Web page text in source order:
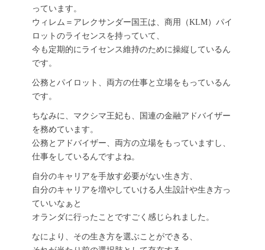
っています。
ウィレム＝アレクサンダー国王は、商用（KLM）パイ
ロットのライセンスを持っていて、
今も定期的にライセンス維持のために操縦しているん
です。
公務とパイロット、両方の仕事と立場をもっているん
です。
ちなみに、マクシマ王妃も、国連の金融アドバイザー
を務めています。
公務とアドバイザー、両方の立場をもっていますし、
仕事をしているんですよね。
自分のキャリアを手放す必要がない生き方、
自分のキャリアを増やしていける人生設計や生き方っ
ていいなぁと
オランダに行ったことですごく感じられました。
なにより、その生き方を選ぶことができる、